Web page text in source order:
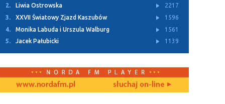
2.
Liwia Ostrowska
2217
3.
XXVII Światowy Zjazd Kaszubów
1596
4.
Monika Labuda i Urszula Walburg
1561
5.
Jacek Pałubicki 1139